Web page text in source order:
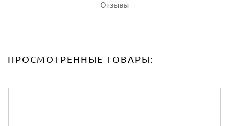
Отзывы
ПРОСМОТРЕННЫЕ ТОВАРЫ: